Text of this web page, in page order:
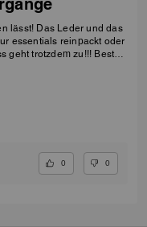
lässt! Das Leder und das
essentials reinpackt oder
trotzdem zu!!! Bestes
0 0